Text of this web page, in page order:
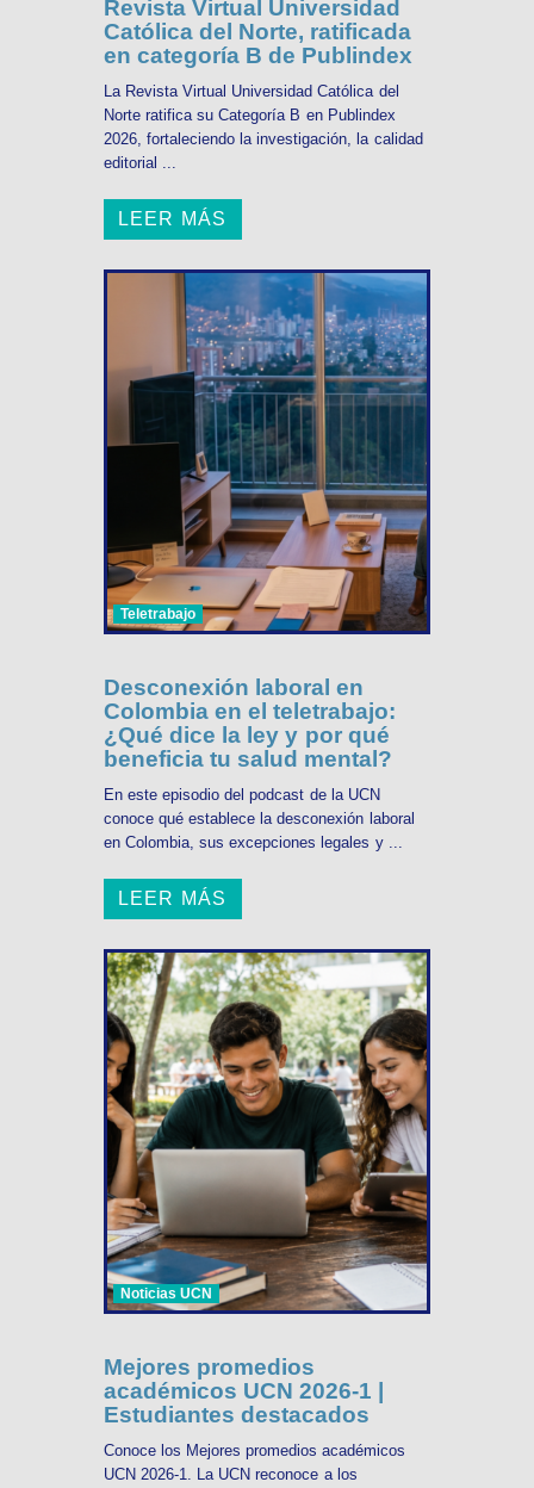
Revista Virtual Universidad
Católica del Norte, ratificada
en categoría B de Publindex
La Revista Virtual Universidad Católica del
Norte ratifica su Categoría B en Publindex
2026, fortaleciendo la investigación, la calidad
editorial ...
LEER MÁS
Teletrabajo
Desconexión laboral en
Colombia en el teletrabajo:
¿Qué dice la ley y por qué
beneficia tu salud mental?
En este episodio del podcast de la UCN
conoce qué establece la desconexión laboral
en Colombia, sus excepciones legales y ...
LEER MÁS
Noticias UCN
Mejores promedios
académicos UCN 2026-1 |
Estudiantes destacados
Conoce los Mejores promedios académicos
UCN 2026-1. La UCN reconoce a los